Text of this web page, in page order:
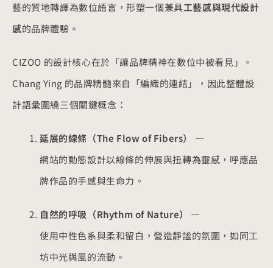
藝的質地轉譯為數位語言，形塑一個兼具工藝感與現代設計
感的品牌體驗。
CIZOO 的設計核心在於「讓品牌精神在數位中被看見」。
Chang Ying 的品牌精髓來自「編織的連結」，因此整體設
計語彙圍繞三個關鍵概念：
延展的線條（The Flow of Fibers）
—
網站的動態設計以線條的伸展與扭轉為靈感，呼應品
牌作品的手感與生命力。
自然的呼吸（Rhythm of Nature）
—
使用中性色系與柔和留白，營造靜謐的氛圍，如同工
坊中光與風的流動。